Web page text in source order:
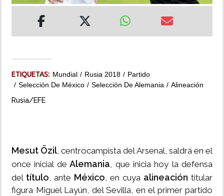
ETIQUETAS: Mundial Rusia 2018
Partido
Selección De México
Selección De Alemania Alineación
Rusia/EFE
Mesut Özil, centrocampista del Arsenal, saldrá en el
once inicial de Alemania, que inicia hoy la defensa
del título, ante México, en cuya alineación titular
figura Miguel Layún, del Sevilla, en el primer partido